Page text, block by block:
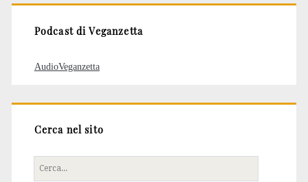
Podcast di Veganzetta
AudioVeganzetta
Cerca nel sito
Cerca